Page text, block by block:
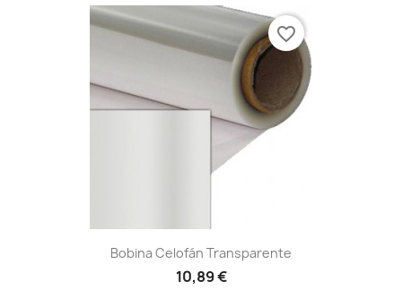
Bobina Celofán Transparente
10,89 €
favorite_border